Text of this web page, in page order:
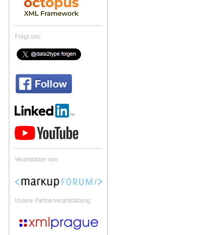
Folgt uns:
Veranstalter von:
Unsere Partnerveranstaltung: